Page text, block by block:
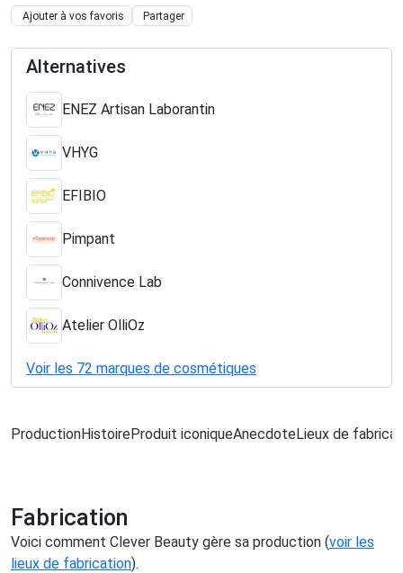
Ajouter à vos favoris Partager
Alternatives
ENEZ Artisan Laborantin
VHYG
EFIBIO
Pimpant
Connivence Lab
Atelier OlliOz
Voir les 72 marques de cosmétiques
ProductionHistoireProduit iconiqueAnecdoteLieux de
Fabrication
Voici comment Clever Beauty gère sa production (voir les
lieux de fabrication).